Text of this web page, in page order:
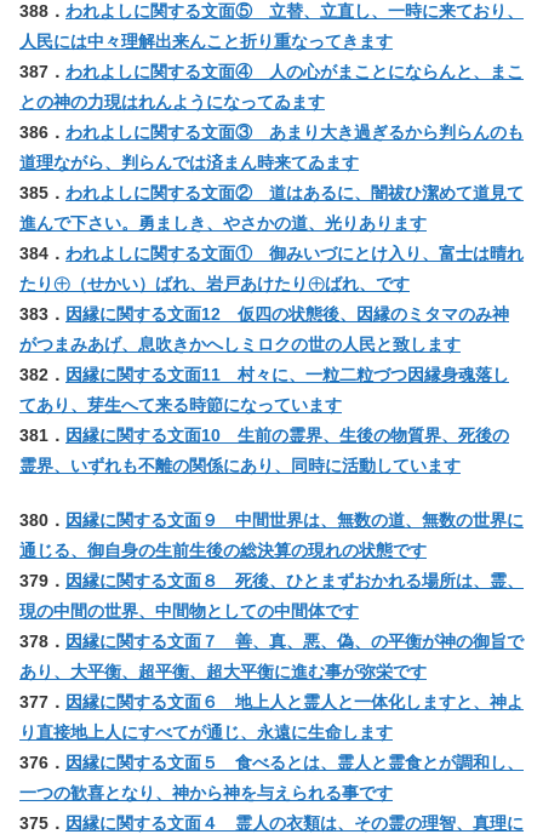
388． われよしに関する文面⑤ 立替、立直し、一時に来ており、
人民には中々理解出来んこと折り重なってきます
387． われよしに関する文面④ 人の心がまことにならんと、まこ
との神の力現はれんようになってゐます
386． われよしに関する文面③ あまり大き過ぎるから判らんのも
道理ながら、判らんでは済まん時来てゐます
385． われよしに関する文面② 道はあるに、闇祓ひ潔めて道見て
進んで下さい。勇ましき、やさかの道、光りあります
384． われよしに関する文面① 御みいづにとけ入り、富士は晴れ
たり㊉（せかい）ばれ、岩戸あけたり㊉ばれ、です
383． 因縁に関する文面12 仮四の状態後、因縁のミタマのみ神
がつまみあげ、息吹きかへしミロクの世の人民と致します
382． 因縁に関する文面11 村々に、一粒二粒づつ因縁身魂落し
てあり、芽生へて来る時節になっています
381． 因縁に関する文面10 生前の霊界、生後の物質界、死後の
霊界、いずれも不離の関係にあり、同時に活動しています
380． 因縁に関する文面９ 中間世界は、無数の道、無数の世界に
通じる、御自身の生前生後の総決算の現れの状態です
379． 因縁に関する文面８ 死後、ひとまずおかれる場所は、霊、
現の中間の世界、中間物としての中間体です
378． 因縁に関する文面７ 善、真、悪、偽、の平衡が神の御旨で
あり、大平衡、超平衡、超大平衡に進む事が弥栄です
377． 因縁に関する文面６ 地上人と霊人と一体化しますと、神よ
り直接地上人にすべてが通じ、永遠に生命します
376． 因縁に関する文面５ 食べるとは、霊人と霊食とが調和し、
一つの歓喜となり、神から神を与えられる事です
375． 因縁に関する文面４ 霊人の衣類は、その霊の理智、真理に